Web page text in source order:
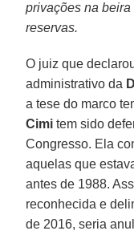
privações na
reservas.
O juiz que
administrativo da
a tese do marco
Cimi tem sido
Congresso. Ela
aquelas que
antes de 1988.
reconhecida e
de 2016, seria